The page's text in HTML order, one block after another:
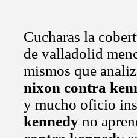
Cucharas la
de valladolid
mismos que
nixon contra
y mucho oficio
kennedy no